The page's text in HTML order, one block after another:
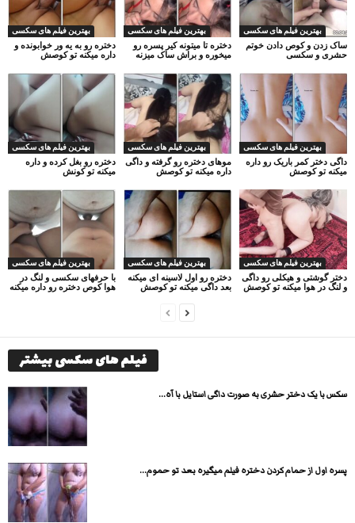
بهترین فیلم های سکسی
دختره رو به یه ور خوابونده و
داره میکنه تو کوصش
بهترین فیلم های سکسی
دختره تا میتونه کیر پسره رو
میخوره و براش ساک میزنه
بهترین فیلم های سکسی
ساک زدن و کوص دادن خوتم
حشری و سکسی
بهترین فیلم های سکسی
دختره رو بغل کرده و داره
میکنه تو کونش
بهترین فیلم های سکسی
موهای دختره رو گرفته و داگی
داره میکنه تو کوصش
بهترین فیلم های سکسی
داگی دختر کمر باریک رو داره
میکنه تو کوصش
بهترین فیلم های سکسی
با حرفهای سکسی و لنگ در
هوا کوص دختره رو داره میکنه
بهترین فیلم های سکسی
دختره رو اول لاسینه ای میکنه
بعد داگی میکنه تو کوصش
بهترین فیلم های سکسی
دختر گوشتی و هیکلی رو داگی
و لنگ در هوا میکنه تو کوصش
فیلم های سکسی بیشتر
سکس با یک دختر حشری به صورت داگی استایل با آه...
پسره اول از حمام کردن دختره فیلم میگیره بعد تو حموم...